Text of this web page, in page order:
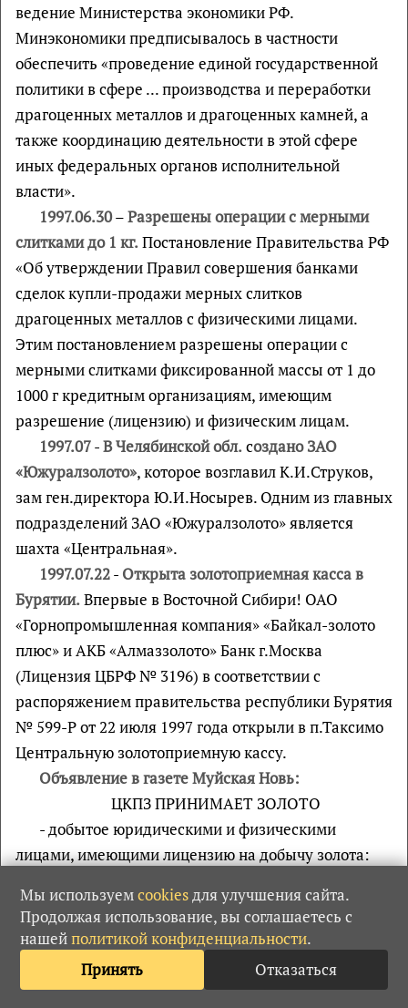
ведение Министерства экономики РФ.
Минэкономики предписывалось в частности
обеспечить «проведение единой государственной
политики в сфере ... производства и переработки
драгоценных металлов и драгоценных камней, а
также координацию деятельности в этой сфере
иных федеральных органов исполнительной
власти».
1997.06.30–Разрешены операции с мерными
слитками до 1 кг.Постановление Правительства РФ
«Об утверждении Правил совершения банками
сделок купли-продажи мерных слитков
драгоценных металлов с физическими лицами.
Этим постановлением разрешены операции с
мерными слитками фиксированной массы от 1 до
1000 г кредитным организациям, имеющим
разрешение (лицензию) и физическим лицам.
1997.07-В Челябинской обл.создано ЗАО
«Южуралзолото», которое возглавил К.И.Струков,
зам ген.директора Ю.И.Носырев. Одним из главных
подразделений ЗАО «Южуралзолото» является
шахта «Центральная».
1997.07.22- Открыта золотоприемная касса в
Бурятии.Впервые в Восточной Сибири! ОАО
«Горнопромышленная компания» «Байкал-золото
плюс» и АКБ «Алмаззолото» Банк г.Москва
(Лицензия ЦБРФ № 3196) в соответствии с
распоряжением правительства республики Бурятия
№ 599-Р от 22 июля 1997 года открыли в п.Таксимо
Центральную золотоприемную кассу.
Объявление в газете Муйская Новь:
ЦКПЗ ПРИНИМАЕТ ЗОЛОТО
- добытое юридическими и физическими
лицами, имеющими лицензию на добычу золота:
физических лиц.
ЦЕНЫ ДОГОВОРНЫЕ
Наш адрес: п.Таксимо, ул.70 лет Октября, 55.
Тел.факс 54-234.
Мы используемcookiesдля улучшения сайта.
Продолжая использование, вы соглашаетесь с
нашейполитикой конфиденциальности.
Принять
Отказаться